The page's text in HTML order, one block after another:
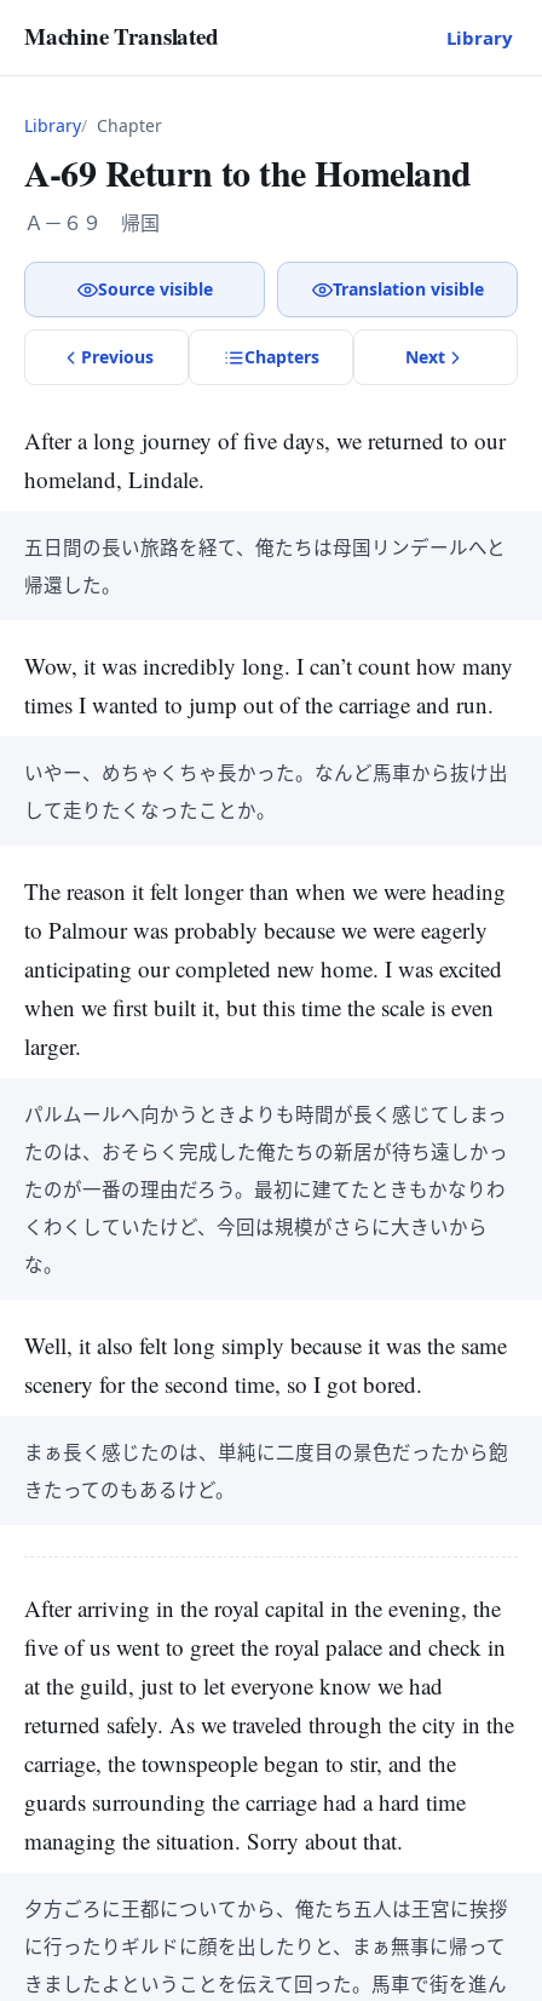
Machine Translated Library
Library Chapter
A-69 Return to the Homeland
Ａ－６９ 帰国
Source visible Translation visible
Previous Chapters Next
After a long journey of five days, we returned to our
homeland, Lindale.
五日間の長い旅路を経て、俺たちは母国リンデールへと
帰還した。
Wow, it was incredibly long. I can’t count how many
times I wanted to jump out of the carriage and run.
いやー、めちゃくちゃ長かった。なんど馬車から抜け出
して走りたくなったことか。
The reason it felt longer than when we were heading
to Palmour was probably because we were eagerly
anticipating our completed new home. I was excited
when we first built it, but this time the scale is even
larger.
パルムールへ向かうときよりも時間が長く感じてしまっ
たのは、おそらく完成した俺たちの新居が待ち遠しかっ
たのが一番の理由だろう。最初に建てたときもかなりわ
くわくしていたけど、今回は規模がさらに大きいから
な。
Well, it also felt long simply because it was the same
scenery for the second time, so I got bored.
まぁ長く感じたのは、単純に二度目の景色だったから飽
きたってのもあるけど。
After arriving in the royal capital in the evening, the
five of us went to greet the royal palace and check in
at the guild, just to let everyone know we had
returned safely. As we traveled through the city in the
carriage, the townspeople began to stir, and the
guards surrounding the carriage had a hard time
managing the situation. Sorry about that.
夕方ごろに王都についてから、俺たち五人は王宮に挨拶
に行ったりギルドに顔を出したりと、まぁ無事に帰って
きましたよということを伝えて回った。馬車で街を進ん